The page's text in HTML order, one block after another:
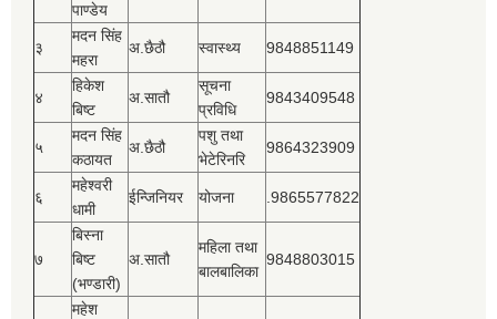
पाण्डेय
३
मदन सिंह
महरा
अ.छैठौ स्वास्थ्य 9848851149
४
हिकेश
बिष्‍ट
अ.सातौ
सूचना
प्रविधि
9843409548
५
मदन सिंह
कठायत
अ.छैठौ
पशु तथा
भेटेरिनरि
9864323909
६
महेश्‍वरी
धामी
ईन्जिनियर योजना .9865577822
७
बिस्‍ना
बिष्‍ट
(भण्डारी)
अ.सातौ
महिला तथा
बालबालिका
9848803015
महेश